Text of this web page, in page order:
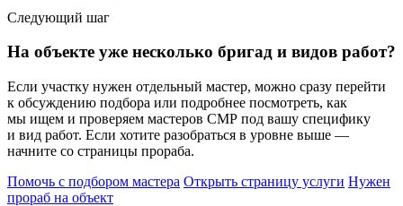
Следующий шаг
На объекте уже несколько бригад и видов работ?
Если участку нужен отдельный мастер, можно сразу перейти
к обсуждению подбора или подробнее посмотреть, как
мы ищем и проверяем мастеров СМР под вашу специфику
и вид работ. Если хотите разобраться в уровне выше —
начните со страницы прораба.
Помочь с подбором мастера Открыть страницу услуги Нужен
прораб на объект